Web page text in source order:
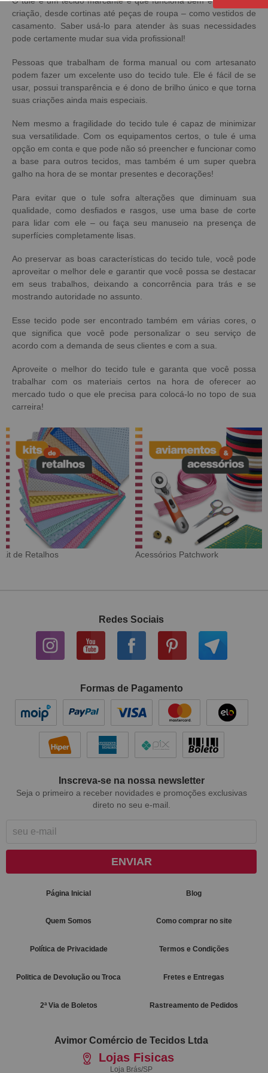
criação, desde cortinas até peças de roupa – como vestidos de
casamento. Saber usá-lo para atender às suas necessidades
pode certamente mudar sua vida profissional!
Pessoas que trabalham de forma manual ou com artesanato
podem fazer um excelente uso do tecido tule . Ele é fácil de se
usar, possui transparência e é dono de brilho único e que torna
suas criações ainda mais especiais.
Nem mesmo a fragilidade do tecido tule é capaz de minimizar
sua versatilidade. Com os equipamentos certos, o tule é uma
opção em conta e que pode não só preencher e funcionar como
a base para outros tecidos, mas também é um super quebra
galho na hora de se montar presentes e decorações!
Para evitar que o tule sofra alterações que diminuam sua
qualidade, como desfiados e rasgos, use uma base de corte
para lidar com ele – ou faça seu manuseio na presença de
superfícies completamente lisas.
Ao preservar as boas características do tecido tule , você pode
aproveitar o melhor dele e garantir que você possa se destacar
em seus trabalhos, deixando a concorrência para trás e se
mostrando autoridade no assunto.
Esse tecido pode ser encontrado também em várias cores, o
que significa que você pode personalizar o seu serviço de
acordo com a demanda de seus clientes e com a sua.
Aproveite o melhor do tecido tule e garanta que você possa
trabalhar com os materiais certos na hora de oferecer ao
mercado tudo o que ele precisa para colocá-lo no topo de sua
carreira!
Patchwork Tecido Digital
Redes Sociais
Formas de Pagamento
Inscreva-se na nossa newsletter
Seja o primeiro a receber novidades e promoções exclusivas
direto no seu e-mail.
ENVIAR
Página Inicial Blog
Quem Somos Como comprar no site
Política de Privacidade Termos e Condições
Politica de Devolução ou Troca Fretes e Entregas
2ª Via de Boletos Rastreamento de Pedidos
Avimor Comércio de Tecidos Ltda
Lojas Fisicas
Loja Brás/SP